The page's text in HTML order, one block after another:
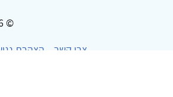
© 2002-2026 כל הזכויות שמורות
צרו קשר
הצהרת